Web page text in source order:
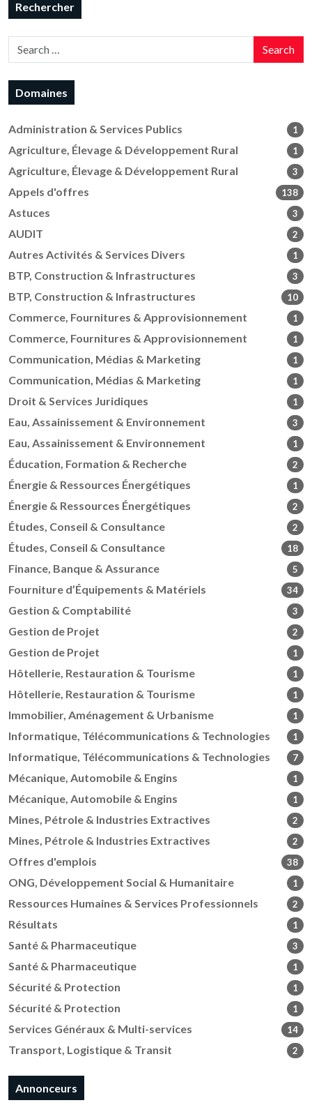
Rechercher
Search
Domaines
Administration & Services Publics 1
Agriculture, Élevage & Développement Rural 1
Agriculture, Élevage & Développement Rural 3
Appels d'offres 138
Astuces 3
AUDIT 2
Autres Activités & Services Divers 1
BTP, Construction & Infrastructures 3
BTP, Construction & Infrastructures 10
Commerce, Fournitures & Approvisionnement 1
Commerce, Fournitures & Approvisionnement 1
Communication, Médias & Marketing 1
Communication, Médias & Marketing 1
Droit & Services Juridiques 1
Eau, Assainissement & Environnement 3
Eau, Assainissement & Environnement 1
Éducation, Formation & Recherche 2
Énergie & Ressources Énergétiques 1
Énergie & Ressources Énergétiques 2
Études, Conseil & Consultance 2
Études, Conseil & Consultance 18
Finance, Banque & Assurance 5
Fourniture d’Équipements & Matériels 34
Gestion & Comptabilité 3
Gestion de Projet 2
Gestion de Projet 1
Hôtellerie, Restauration & Tourisme 1
Hôtellerie, Restauration & Tourisme 1
Immobilier, Aménagement & Urbanisme 1
Informatique, Télécommunications & Technologies 1
Informatique, Télécommunications & Technologies 7
Mécanique, Automobile & Engins 1
Mécanique, Automobile & Engins 1
Mines, Pétrole & Industries Extractives 2
Mines, Pétrole & Industries Extractives 2
Offres d'emplois 38
ONG, Développement Social & Humanitaire 1
Ressources Humaines & Services Professionnels 2
Résultats 1
Santé & Pharmaceutique 3
Santé & Pharmaceutique 1
Sécurité & Protection 1
Sécurité & Protection 1
Services Généraux & Multi-services 14
Transport, Logistique & Transit 2
Annonceurs